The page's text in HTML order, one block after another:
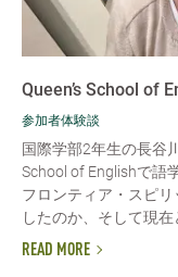
Queen’s School of
参加者体験談
国際学部2年生の長谷
School of Englishで語
フロンティア・スピ
したのか、そして現在
READ MORE